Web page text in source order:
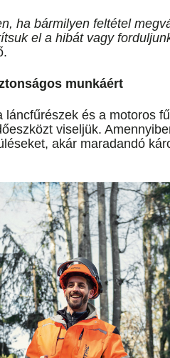
ha bármilyen feltétel
el a hibát vagy
munkáért
láncfűrészek és a motoros
viseljük.
akár maradandó